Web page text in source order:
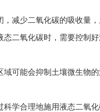
减少二氧化碳的吸收量
二氧化碳时，需要控制
可能会抑制土壤微生物
学合理地施用液态二氧